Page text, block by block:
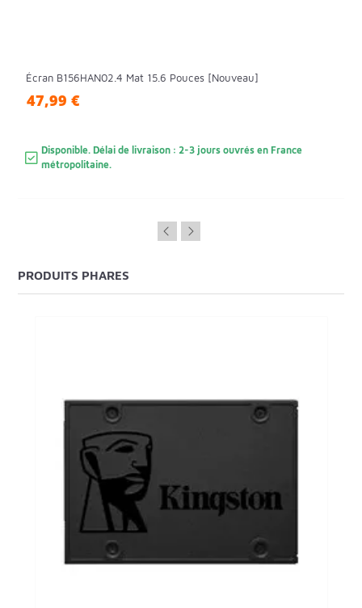
Écran B156HAN02.4 Mat 15.6 Pouces [Nouveau]
47,99 €
Disponible. Délai de livraison : 2-3 jours ouvrés en France
métropolitaine.
PRODUITS PHARES